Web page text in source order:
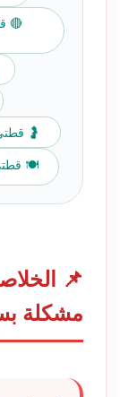
🔴
🤰
🍽️
📌
مشكلة